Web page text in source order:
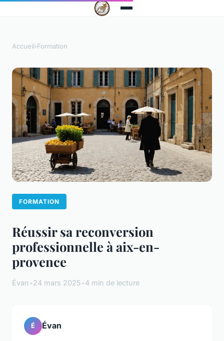
Accueil›Formation
FORMATION
Réussir sa reconversion
professionnelle à aix-en-
provence
Évan•24 mars 2025•4 min de lecture
É Évan